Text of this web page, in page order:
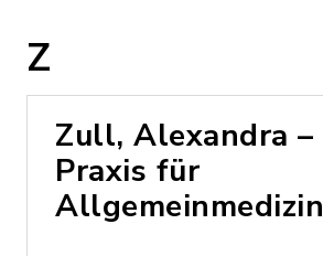
Z
Zull, Alexandra –
Praxis für
Allgemeinmedizin